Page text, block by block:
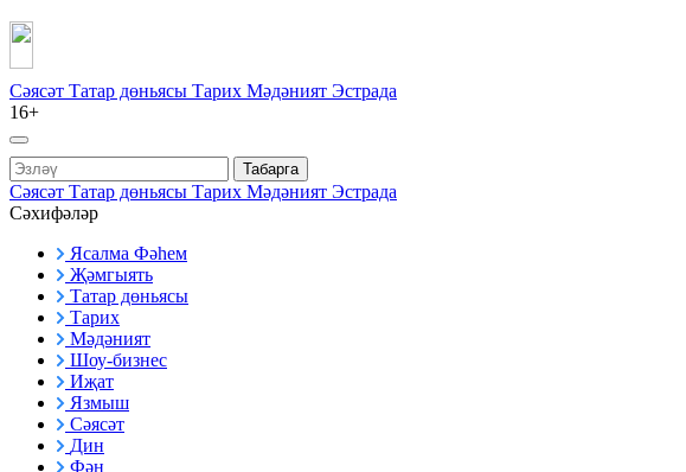
Сәясәт Татар дөньясы Тарих Мәдәният Эстрада
16+
Табарга
Сәясәт Татар дөньясы Тарих Мәдәният Эстрада
Сәхифәләр
Ясалма Фәһем
Җәмгыять
Татар дөньясы
Тарих
Мәдәният
Шоу-бизнес
Иҗат
Язмыш
Сәясәт
Дин
Фән